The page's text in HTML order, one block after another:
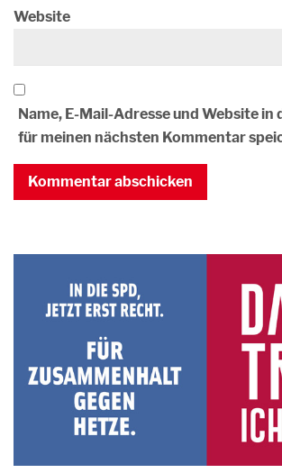
Website
Name, E-Mail-Adresse und Website in
für meinen nächsten Kommentar